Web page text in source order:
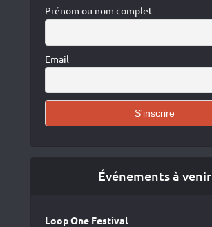
Prénom ou nom complet
Email
Événements à venir
Loop One Festival